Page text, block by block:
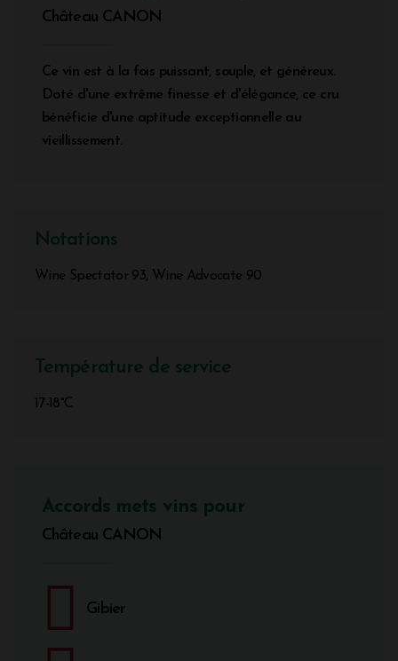
Château CANON
Ce vin est à la fois puissant, souple, et généreux.
Doté d'une extrême finesse et d'élégance, ce cru
bénéficie d'une aptitude exceptionnelle au
vieillissement.
Notations
Wine Spectator 93, Wine Advocate 90
Température de service
17-18°C
Accords mets vins pour
Château CANON
Gibier